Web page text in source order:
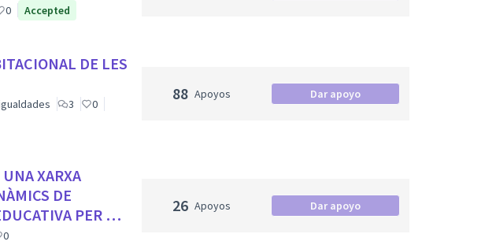
0 Accepted
DE LES
3
0
88 Apoyos Dar apoyo
XARXA
DE
PER A
0
26 Apoyos Dar apoyo